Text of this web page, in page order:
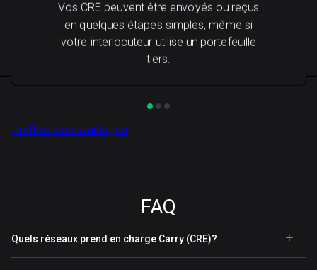
Vos CRE peuvent être envoyés ou reçus
en quelques étapes simples, même si
votre interlocuteur utilise un portefeuille
tiers.
Profitez des avantages
FAQ
Quels réseaux prend en charge Carry (CRE)?